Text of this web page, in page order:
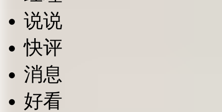
说说
快评
消息
好看